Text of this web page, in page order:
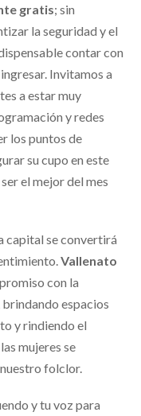
gratis; sin
la seguridad y el
contar con
Invitamos a
a estar muy
y redes
los puntos de
su cupo en este
el mejor del mes
capital se convertirá
Vallenato
con la
espacios
y rindiendo el
mujeres se
folclor.
y tu voz para